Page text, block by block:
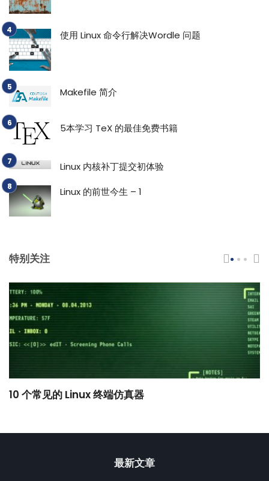
使用 Linux 命令行解决Wordle 问题
Makefile 简介
5本学习 TeX 的最佳免费书籍
Linux 内核补丁提交初体验
Linux 的前世今生 – 1
特别关注
10 个常见的 Linux 终端仿真器
最新文章